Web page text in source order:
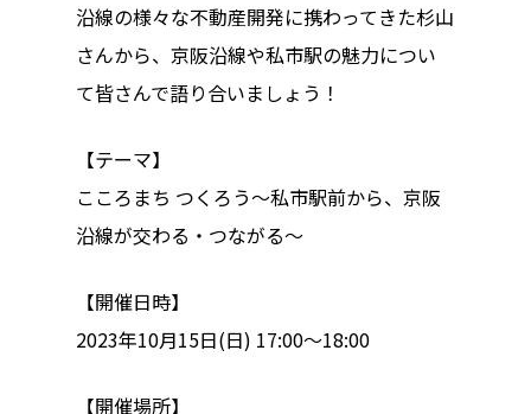
沿線の様々な不動産開発に携わってきた杉山
さんから、京阪沿線や私市駅の魅力につい
て皆さんで語り合いましょう！
【テーマ】
こころまち つくろう〜私市駅前から、京阪
沿線が交わる・つながる〜
【開催日時】
2023年10月15日(日) 17:00〜18:00
【開催場所】
ハイパー縁側@阿倍
ハイパー縁側@新京
ハイパー縁側@梅田
Archives